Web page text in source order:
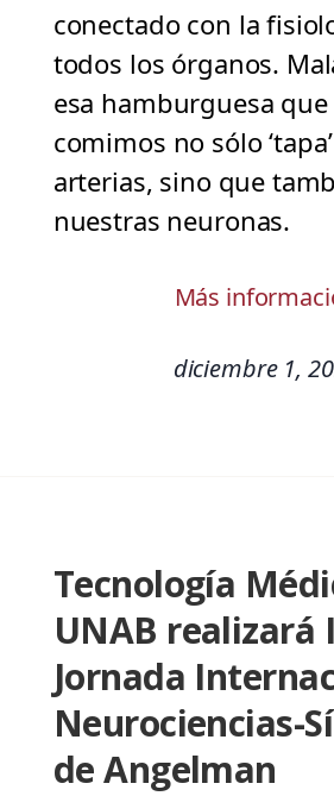
conectado con la
todos los órganos.
esa hamburguesa que
comimos no sólo
arterias, sino que
nuestras neuronas.
Más
diciembre 1,
Tecnología
UNAB realizará
Jornada
Neurociencias-
de Angelman